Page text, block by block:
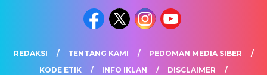
REDAKSI TENTANG KAMI
PEDOMAN MEDIA SIBER
KODE ETIK
INFO IKLAN
DISCLAIMER